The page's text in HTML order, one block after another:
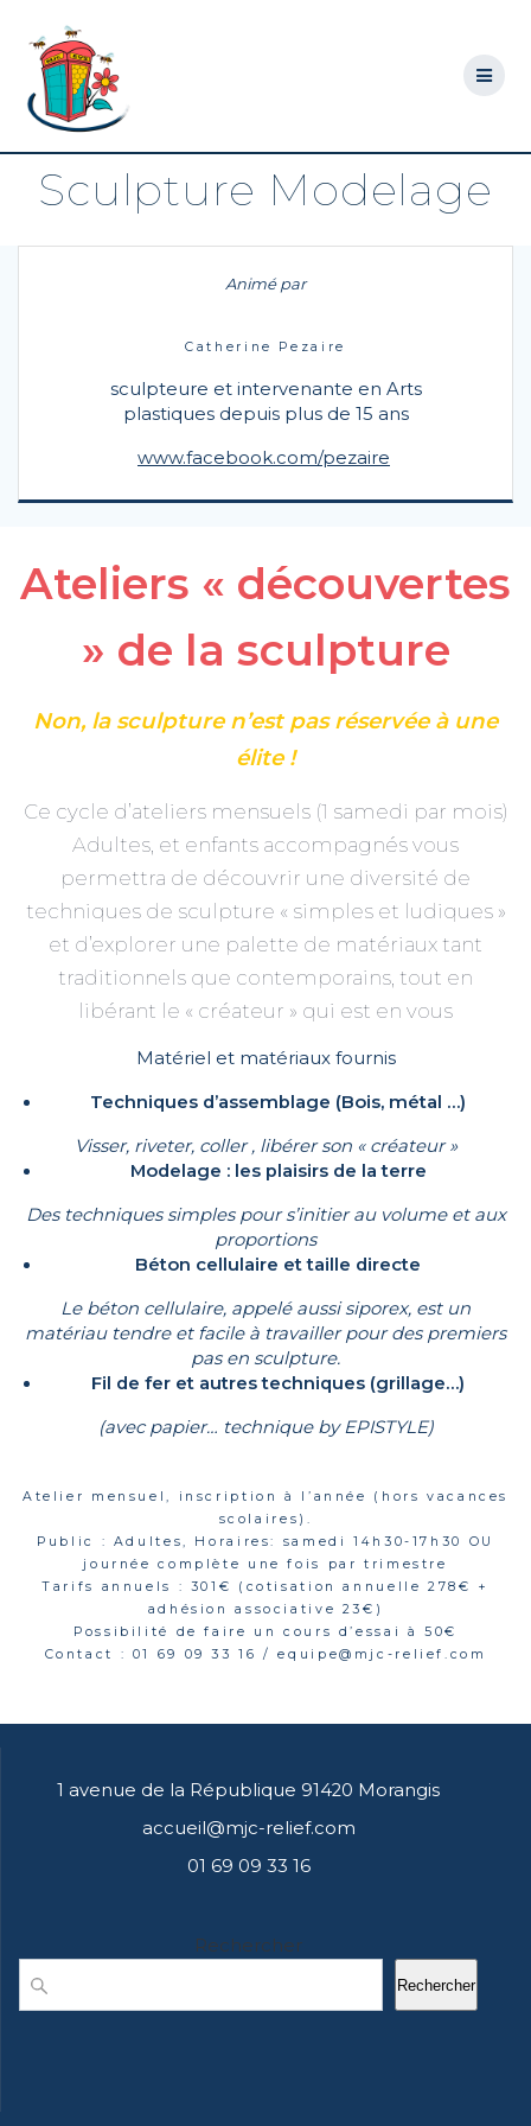
Sculpture Modelage
Animé par
Catherine Pezaire
sculpteure et intervenante en Arts
plastiques depuis plus de 15 ans
www.facebook.com/pezaire
Ateliers « découvertes
» de la sculpture
Non, la sculpture n’est pas réservée à une
élite !
Ce cycle d’ateliers mensuels (1 samedi par mois)
Adultes, et enfants accompagnés vous
permettra de découvrir une diversité de
techniques de sculpture « simples et ludiques »
et d’explorer une palette de matériaux tant
traditionnels que contemporains, tout en
libérant le « créateur » qui est en vous
Matériel et matériaux fournis
Techniques d’assemblage (Bois, métal …)
Visser, riveter, coller , libérer son « créateur »
Modelage : les plaisirs de la terre
Des techniques simples pour s’initier au volume et aux
proportions
Béton cellulaire et taille directe
Le béton cellulaire, appelé aussi siporex, est un
matériau tendre et facile à travailler pour des premiers
pas en sculpture.
Fil de fer et autres techniques (grillage…)
(avec papier… technique by EPISTYLE)
Atelier mensuel, inscription à l’année (hors vacances
scolaires).
Public : Adultes, Horaires: samedi 14h30-17h30 OU
journée complète une fois par trimestre
Tarifs annuels : 301€ (cotisation annuelle 278€ +
adhésion associative 23€)
Possibilité de faire un cours d’essai à 50€
Contact : 01 69 09 33 16 / equipe@mjc-relief.com
1 avenue de la République 91420 Morangis
accueil@mjc-relief.com
01 69 09 33 16
Rechercher
Rechercher